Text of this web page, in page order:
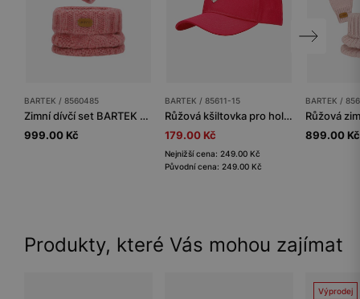
BARTEK / 8560485
Zimní dívčí set BARTEK z merino vlny 85604-85, růžová čepice + nákrčník
999.00 Kč
BARTEK / 85611-15
Růžová kšiltovka pro holčičky se flitrovaným srdíčkem BARTEK 85611-15
179.00 Kč
Nejnižší cena: 249.00 Kč
Původní cena: 249.00 Kč
BARTEK /
899.00 Kč
Produkty, které Vás mohou zajímat
Výprodej